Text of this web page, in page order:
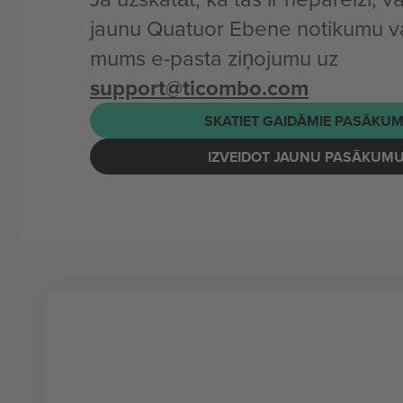
jaunu Quatuor Ebene notikumu
mums e-pasta ziņojumu uz
support@ticombo.com
SKATIET GAIDĀMIE
IZVEIDOT JAUNU